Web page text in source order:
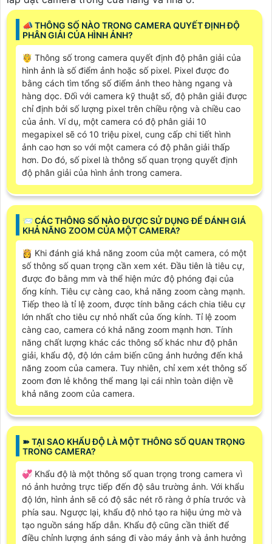
📣 THÔNG SỐ NÀO TRONG CAMERA QUYẾT ĐỊNH ĐỘ
PHÂN GIẢI CỦA HÌNH ẢNH?
🤴 Thông số trong camera quyết định độ phân giải của
hình ảnh là số điểm ảnh hoặc số pixel. Pixel được đo
bằng cách tìm tổng số điểm ảnh theo hàng ngang và
hàng dọc. Đối với camera kỹ thuật số, độ phân giải được
chỉ định bởi số lượng pixel trên chiều rộng và chiều cao
của ảnh. Ví dụ, một camera có độ phân giải 10
megapixel sẽ có 10 triệu pixel, cung cấp chi tiết hình
ảnh cao hơn so với một camera có độ phân giải thấp
hơn. Do đó, số pixel là thông số quan trọng quyết định
độ phân giải của hình ảnh trong camera.
📨 CÁC THÔNG SỐ NÀO ĐƯỢC SỬ DỤNG ĐỂ ĐÁNH GIÁ
KHẢ NĂNG ZOOM CỦA MỘT CAMERA?
👸 Khi đánh giá khả năng zoom của một camera, có một
số thông số quan trọng cần xem xét. Đầu tiên là tiêu cự,
được đo bằng mm và thể hiện mức độ phóng đại của
ống kính. Tiêu cự càng cao, khả năng zoom càng mạnh.
Tiếp theo là tỉ lệ zoom, được tính bằng cách chia tiêu cự
lớn nhất cho tiêu cự nhỏ nhất của ống kính. Tỉ lệ zoom
càng cao, camera có khả năng zoom mạnh hơn. Tính
năng chất lượng khác các thông số khác như độ phân
giải, khẩu độ, độ lớn cảm biến cũng ảnh hưởng đến khả
năng zoom của camera. Tuy nhiên, chỉ xem xét thông số
zoom đơn lẻ không thể mang lại cái nhìn toàn diện về
khả năng zoom của camera.
➽ TẠI SAO KHẨU ĐỘ LÀ MỘT THÔNG SỐ QUAN TRỌNG
TRONG CAMERA?
💞 Khẩu độ là một thông số quan trọng trong camera vì
nó ảnh hưởng trực tiếp đến độ sâu trường ảnh. Với khẩu
độ lớn, hình ảnh sẽ có độ sắc nét rõ ràng ở phía trước và
phía sau. Ngược lại, khẩu độ nhỏ tạo ra hiệu ứng mờ và
tạo nguồn sáng hấp dẫn. Khẩu độ cũng cần thiết để
điều chỉnh lượng ánh sáng đi vào máy ảnh và ảnh hưởng